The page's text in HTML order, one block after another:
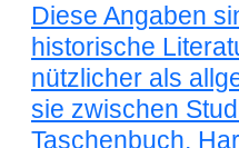
Diese Angaben
historische
nützlicher als
sie zwischen
Taschenbuch,